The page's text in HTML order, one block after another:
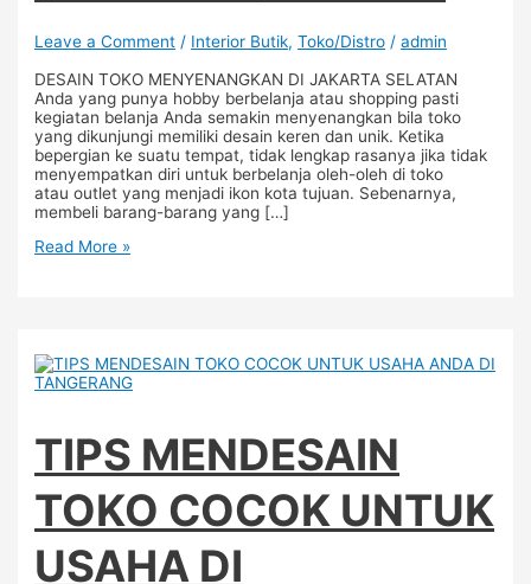
Leave a Comment / Interior Butik,Toko/Distro /admin
DESAIN TOKO MENYENANGKAN DI JAKARTA SELATAN
Anda yang punya hobby berbelanja atau shopping pasti
kegiatan belanja Anda semakin menyenangkan bila toko
yang dikunjungi memiliki desain keren dan unik. Ketika
bepergian ke suatu tempat, tidak lengkap rasanya jika tidak
menyempatkan diri untuk berbelanja oleh-oleh di toko
atau outlet yang menjadi ikon kota tujuan. Sebenarnya,
membeli barang-barang yang […]
Read More »
TIPS MENDESAIN
TOKO COCOK UNTUK
USAHA DI